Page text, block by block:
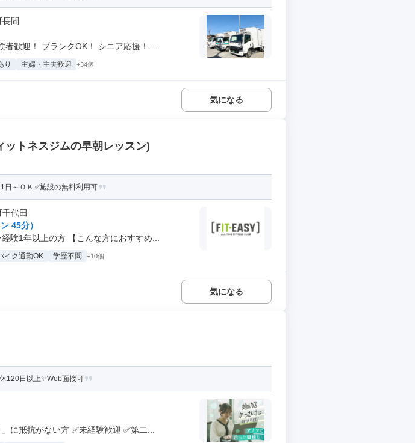
間
歓迎！ ブランクOK！ シニア応援！...
り 主婦・主夫歓迎 +34個
気になる
ットネスジムの早朝レッスン)
日～ＯＫ✅施設の無料利用可
代田
45分）
験1年以上の方 【こんな方におすすめ...
イク通勤OK 学歴不問 +10個
気になる
120日以上✨Web面接可
に抵抗がない方 ✅未経験歓迎 ✅第二...